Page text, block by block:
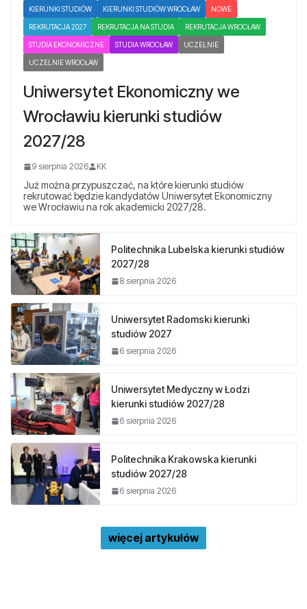
KIERUNKI STUDIÓW KIERUNKI STUDIÓW WROCŁAW NOWE
REKRUTACJA 2027 REKRUTACJA NA STUDIA REKRUTACJA WROCŁAW
STUDIA EKONOMICZNE STUDIA WROCŁAW UCZELNIE
UCZELNIE WROCŁAW
Uniwersytet Ekonomiczny we
Wrocławiu kierunki studiów
2027/28
9 sierpnia 2026 KK
Już można przypuszczać, na które kierunki studiów
rekrutować będzie kandydatów Uniwersytet Ekonomiczny
we Wrocławiu na rok akademicki 2027/28.
Politechnika Lubelska kierunki studiów
2027/28
8 sierpnia 2026
Uniwersytet Radomski kierunki
studiów 2027
6 sierpnia 2026
Uniwersytet Medyczny w Łodzi
kierunki studiów 2027/28
6 sierpnia 2026
Politechnika Krakowska kierunki
studiów 2027/28
6 sierpnia 2026
więcej artykułów